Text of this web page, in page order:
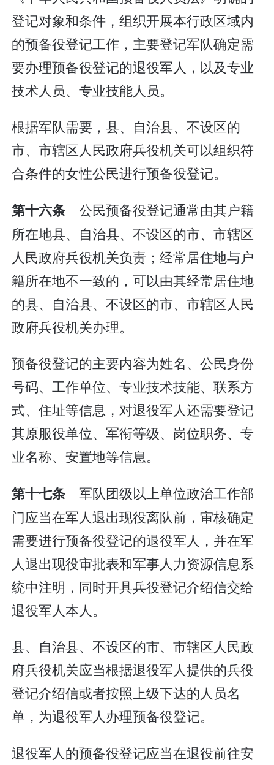
登记对象和条件，组织开展本行政区域内
的预备役登记工作，主要登记军队确定需
要办理预备役登记的退役军人，以及专业
技术人员、专业技能人员。
根据军队需要，县、自治县、不设区的
市、市辖区人民政府兵役机关可以组织符
合条件的女性公民进行预备役登记。
第十六条公民预备役登记通常由其户籍
所在地县、自治县、不设区的市、市辖区
人民政府兵役机关负责；经常居住地与户
籍所在地不一致的，可以由其经常居住地
的县、自治县、不设区的市、市辖区人民
政府兵役机关办理。
预备役登记的主要内容为姓名、公民身份
号码、工作单位、专业技术技能、联系方
式、住址等信息，对退役军人还需要登记
其原服役单位、军衔等级、岗位职务、专
业名称、安置地等信息。
第十七条军队团级以上单位政治工作部
门应当在军人退出现役离队前，审核确定
需要进行预备役登记的退役军人，并在军
人退出现役审批表和军事人力资源信息系
统中注明，同时开具兵役登记介绍信交给
退役军人本人。
县、自治县、不设区的市、市辖区人民政
府兵役机关应当根据退役军人提供的兵役
登记介绍信或者按照上级下达的人员名
单，为退役军人办理预备役登记。
退役军人的预备役登记应当在退役前往安